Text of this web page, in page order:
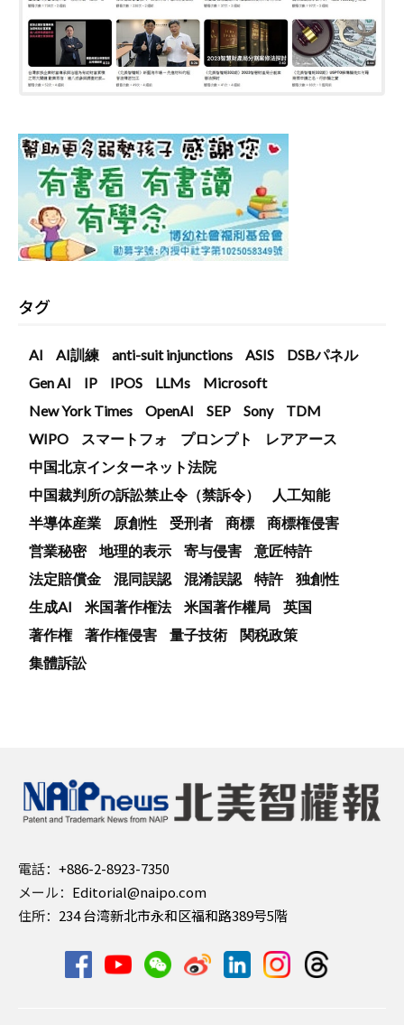
タグ
AI AI訓練 anti-suit injunctions ASIS
DSBパネル
Gen AI
IP IPOS LLMs
Microsoft
New York Times
OpenAI SEP Sony
TDM
WIPO
スマートフォ プロンプト
レアアース
中国北京インターネット法院
中国裁判所の訴訟禁止令（禁訴令）
人工知能
半導体産業
原創性 受刑者 商標
商標権侵害
営業秘密
地理的表示 寄与侵害
意匠特許
法定賠償金
混同誤認 混淆誤認 特許
独創性
生成AI
米国著作権法 米国著作權局
英国
著作権
著作権侵害 量子技術
関税政策
集體訴訟
電話： +886-2-8923-7350
メール： Editorial@naipo.com
住所： 234 台湾新北市永和区福和路389号5階